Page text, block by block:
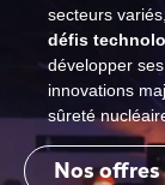
secteurs
défis
développer
innovations
sûreté
Nos